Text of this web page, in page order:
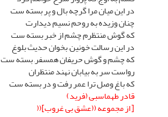
در این میان مرا گرچه بال و پر بسته ست
چنان وزیده به روحم نسیم دیدارت
که گوش منتظرم چشم از خبر بسته ست
در این رسالت خونین, بخوان حدیث بلوغ
که چشم و گوش حریفان همسفر, بسته ست
رواست سر به بیابان نهند منتظران
که باغ وصل ترا عمر رفت و در بسته ست
قادر طهماسبى (فرید)
[ از مجموعه ((عشق بى غروب]((